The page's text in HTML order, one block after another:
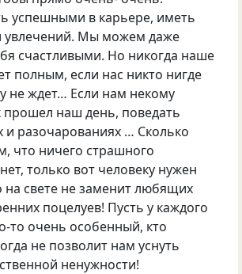
успешными в карьере, иметь
увлечений. Мы можем даже
счастливыми. Но никогда наше
полным, если нас никто нигде
не ждет… Если нам некому
прошел наш день, поведать
и разочарованиях … Сколько
что ничего страшного
только вот человеку нужен
на свете не заменит любящих
поцелуев! Пусть у каждого
то очень особенный, кто
не позволит нам уснуть
ненужности!